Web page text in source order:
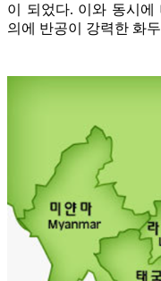
이 되었다. 이와 동시에
의에 반공이 강력한 화